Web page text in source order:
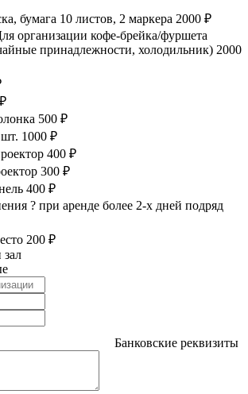
бумага 10 листов, 2 маркера 2000 ₽
организации кофе-брейка/фуршета
принадлежности, холодильник) 2000
500 ₽
1000 ₽
400 ₽
300 ₽
400 ₽
? при аренде более 2-х дней подряд
200 ₽
зал
Банковские реквизиты